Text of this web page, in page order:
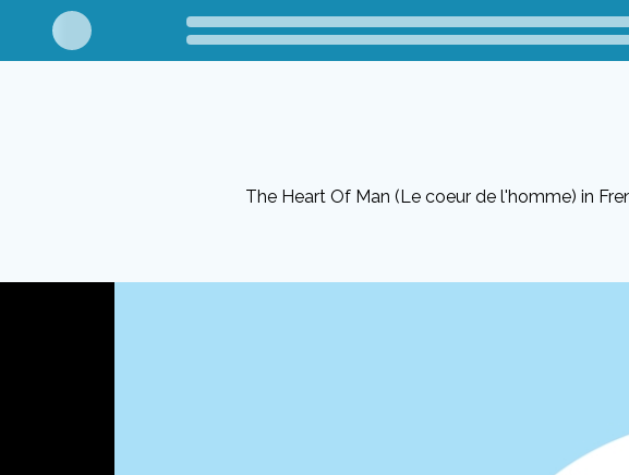
The Heart Of Man (Le coeur de l'homme) in